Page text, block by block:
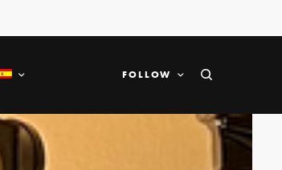
FOLLOW